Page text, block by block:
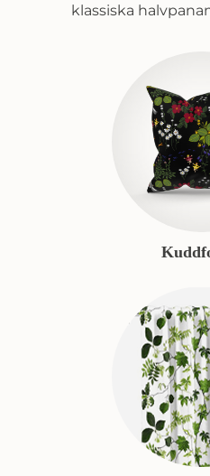
klassiska